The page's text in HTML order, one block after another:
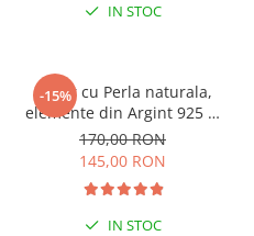
IN STOC
-15%
Colier cu Perla naturala,
elemente din Argint 925 si
margele Miyuki, verde/kiwi
170,00 RON
145,00 RON
IN STOC